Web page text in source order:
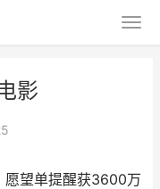
影
愿望单提醒获3600万